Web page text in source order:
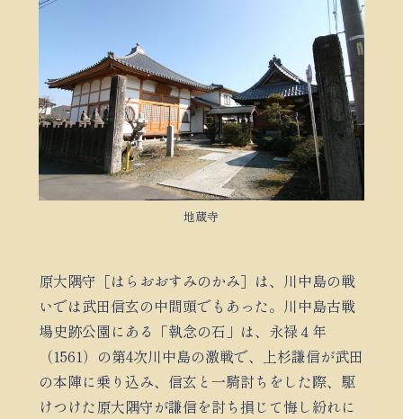
地蔵寺
原大隅守［はらおおすみのかみ］は、川中島の戦
いでは武田信玄の中間頭でもあった。川中島古戦
場史跡公園にある「執念の石」は、永禄４年
（1561）の第4次川中島の激戦で、上杉謙信が武田
の本陣に乗り込み、信玄と一騎討ちをした際、駆
けつけた原大隅守が謙信を討ち損じて悔し紛れに